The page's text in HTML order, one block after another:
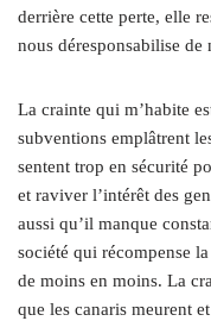
derrière cette perte, elle
nous déresponsabilise de
La crainte qui m’habite
subventions emplâtrent
sentent trop en sécurité
et raviver l’intérêt des
aussi qu’il manque
société qui récompense
de moins en moins. La
que les canaris meurent